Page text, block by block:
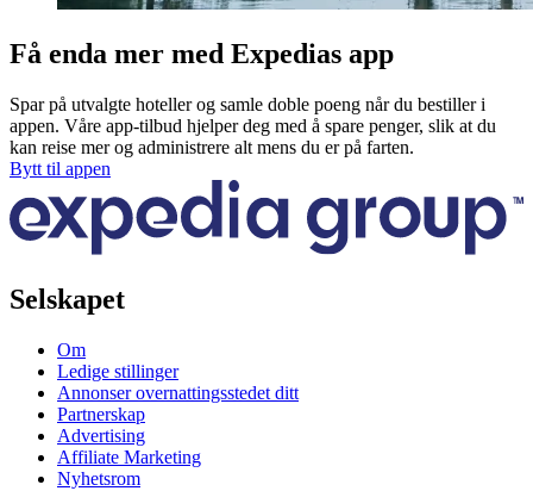
Få enda mer med Expedias app
Spar på utvalgte hoteller og samle doble poeng når du bestiller i
appen. Våre app-tilbud hjelper deg med å spare penger, slik at du
kan reise mer og administrere alt mens du er på farten.
Bytt til appen
Selskapet
Om
Ledige stillinger
Annonser overnattingsstedet ditt
Partnerskap
Advertising
Affiliate Marketing
Nyhetsrom